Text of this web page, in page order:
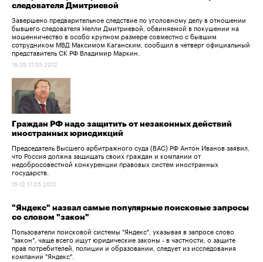
следователя Дмитриевой
Завершено предварительное следствие по уголовному делу в отношении
бывшего следователя Нелли Дмитриевой, обвиняемой в покушении на
мошенничество в особо крупном размере совместно с бывшим
сотрудником МВД Максимом Каганским, сообщил в четверг официальный
представитель СК РФ Владимир Маркин.
16:35 17.05.2012
Граждан РФ надо защитить от незаконных действий
иностранных юрисдикций
Председатель Высшего арбитражного суда (ВАС) РФ Антон Иванов заявил,
что Россия должна защищать своих граждан и компании от
недобросовестной конкуренции правовых систем иностранных
государств.
15:12 17.05.2012
"Яндекс" назвал самые популярные поисковые запросы
со словом "закон"
Пользователи поисковой системы "Яндекс", указывая в запросе слово
"закон", чаще всего ищут юридические законы - в частности, о защите
прав потребителей, полиции и образовании, следует из исследования
компании "Яндекс".